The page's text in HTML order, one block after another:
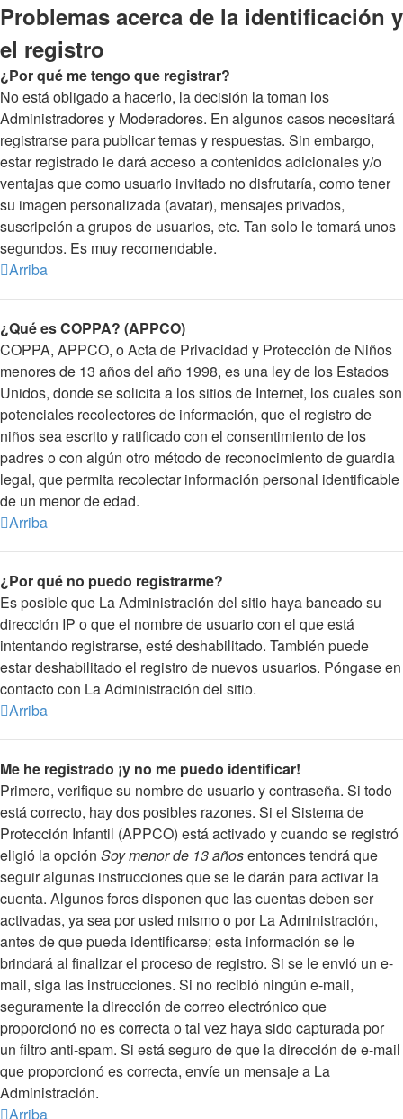
Problemas acerca de la identificación y
el registro
¿Por qué me tengo que registrar?
No está obligado a hacerlo, la decisión la toman los
Administradores y Moderadores. En algunos casos necesitará
registrarse para publicar temas y respuestas. Sin embargo,
estar registrado le dará acceso a contenidos adicionales y/o
ventajas que como usuario invitado no disfrutaría, como tener
su imagen personalizada (avatar), mensajes privados,
suscripción a grupos de usuarios, etc. Tan solo le tomará unos
segundos. Es muy recomendable.
Arriba
¿Qué es COPPA? (APPCO)
COPPA, APPCO, o Acta de Privacidad y Protección de Niños
menores de 13 años del año 1998, es una ley de los Estados
Unidos, donde se solicita a los sitios de Internet, los cuales son
potenciales recolectores de información, que el registro de
niños sea escrito y ratificado con el consentimiento de los
padres o con algún otro método de reconocimiento de guardia
legal, que permita recolectar información personal identificable
de un menor de edad.
Arriba
¿Por qué no puedo registrarme?
Es posible que La Administración del sitio haya baneado su
dirección IP o que el nombre de usuario con el que está
intentando registrarse, esté deshabilitado. También puede
estar deshabilitado el registro de nuevos usuarios. Póngase en
contacto con La Administración del sitio.
Arriba
Me he registrado ¡y no me puedo identificar!
Primero, verifique su nombre de usuario y contraseña. Si todo
está correcto, hay dos posibles razones. Si el Sistema de
Protección Infantil (APPCO) está activado y cuando se registró
eligió la opción Soy menor de 13 añosentonces tendrá que
seguir algunas instrucciones que se le darán para activar la
cuenta. Algunos foros disponen que las cuentas deben ser
activadas, ya sea por usted mismo o por La Administración,
antes de que pueda identificarse; esta información se le
brindará al finalizar el proceso de registro. Si se le envió un e-
mail, siga las instrucciones. Si no recibió ningún e-mail,
seguramente la dirección de correo electrónico que
proporcionó no es correcta o tal vez haya sido capturada por
un filtro anti-spam. Si está seguro de que la dirección de e-mail
que proporcionó es correcta, envíe un mensaje a La
Administración.
Arriba